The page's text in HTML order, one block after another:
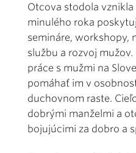
Otcova stodola vznikla
minulého roka
semináre, workshopy,
službu a rozvoj
práce s mužmi na
pomáhať im v
duchovnom raste.
dobrými manželmi a
bojujúcimi za dobro a